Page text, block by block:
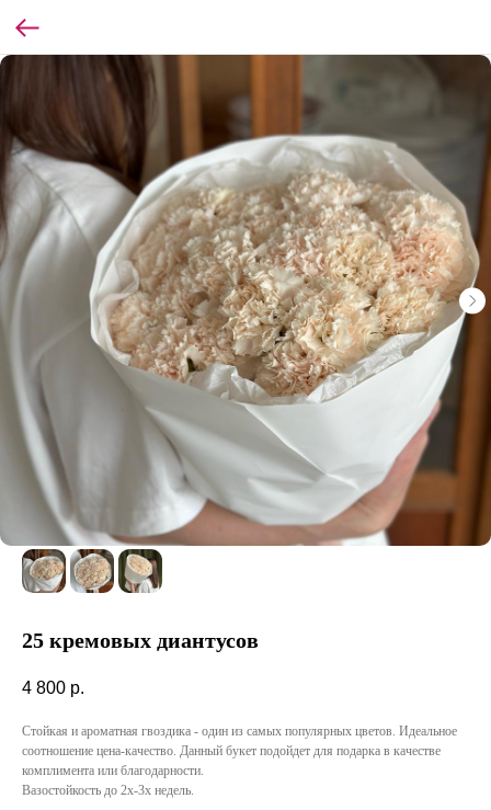
25 кремовых диантусов
4 800 р.
Стойкая и ароматная гвоздика - один из самых популярных цветов. Идеальное
соотношение цена-качество. Данный букет подойдет для подарка в качестве
комплимента или благодарности.
Вазостойкость до 2х-3х недель.